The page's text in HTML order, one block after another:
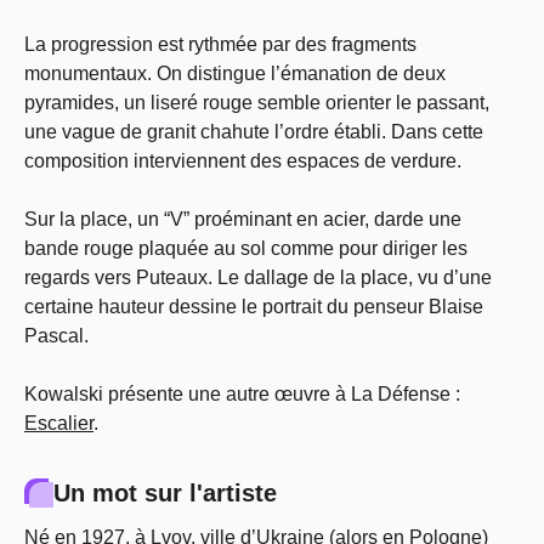
La progression est rythmée par des fragments
monumentaux. On distingue l’émanation de deux
pyramides, un liseré rouge semble orienter le passant,
une vague de granit chahute l’ordre établi. Dans cette
composition interviennent des espaces de verdure.
Sur la place, un “V” proéminant en acier, darde une
bande rouge plaquée au sol comme pour diriger les
regards vers Puteaux. Le dallage de la place, vu d’une
certaine hauteur dessine le portrait du penseur Blaise
Pascal.
Kowalski présente une autre œuvre à La Défense :
Escalier.
Un mot sur l'artiste
Né en 1927, à Lvov, ville d’Ukraine (alors en Pologne)